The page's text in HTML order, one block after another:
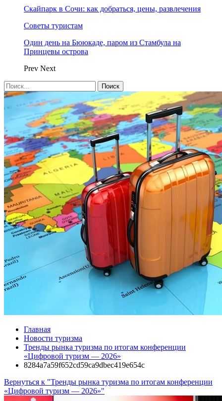
Скайпарк в Сочи: как добраться, цены, развлечения
Советы туристам
Один день на Бююкаде, паром из Стамбула на
Принцевы острова
Prev Next
Главная
Новости туризма
Тренды рынка туризма по итогам конференции
«Цифровой туризм — 2026»
8284a7a59f652cd59ca9dbec419e654c
Вернуться к "Тренды рынка туризма по итогам конференции
«Цифровой туризм — 2026»"